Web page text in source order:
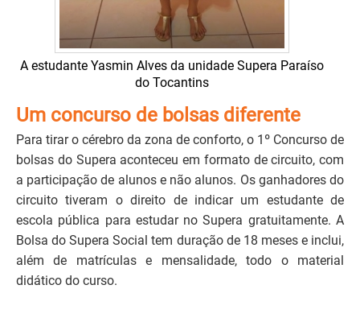
A estudante Yasmin Alves da unidade Supera Paraíso
do Tocantins
Um concurso de bolsas diferente
Para tirar o cérebro da zona de conforto, o 1º Concurso de
bolsas do Supera aconteceu em formato de circuito, com
a participação de alunos e não alunos. Os ganhadores do
circuito tiveram o direito de indicar um estudante de
escola pública para estudar no Supera gratuitamente. A
Bolsa do Supera Social tem duração de 18 meses e inclui,
além de matrículas e mensalidade, todo o material
didático do curso.